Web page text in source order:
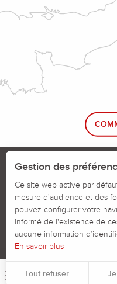
Menu
Le blog rando !
Signaler un
Politiques des
Gestion des
Ce site web active par
mesure d'audience et des
pouvez configurer votre
informé de l'existence de
aucune information
En savoir plus
Tout refuser